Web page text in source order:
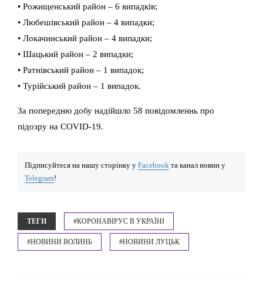
• Рожищенський район – 6 випадків;
• Любешівський район – 4 випадки;
• Локачинський район – 4 випадки;
• Шацький район – 2 випадки;
• Ратнівський район – 1 випадок;
• Турійський район – 1 випадок.
За попередню добу надійшло 58 повідомленнь про
підозру на COVID-19.
Підписуйтеся на нашу сторінку у Facebook та канал новин у
Telegram!
ТЕГИ #КОРОНАВІРУС В УКРАЇНІ
#НОВИНИ ВОЛИНЬ #НОВИНИ ЛУЦЬК